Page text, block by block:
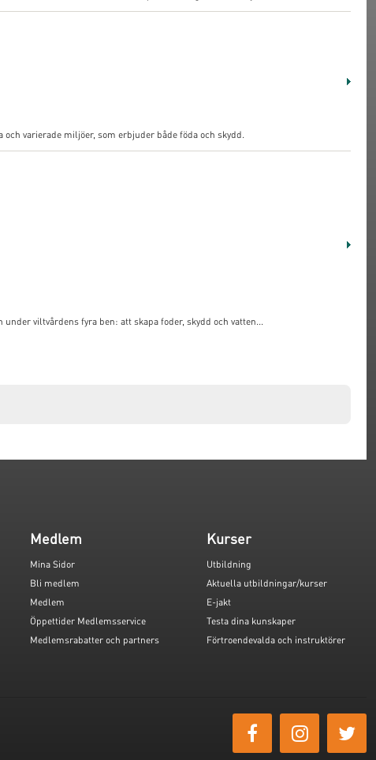
varierade miljöer, som erbjuder både föda och skydd.
viltvårdens fyra ben: att skapa foder, skydd och vatten...
Medlem
Mina Sidor
Bli medlem
Medlem
Öppettider Medlemsservice
Medlemsrabatter och partners
Kurser
Utbildning
Aktuella utbildningar/kurser
E-jakt
Testa dina kunskaper
Förtroendevalda och instruktörer